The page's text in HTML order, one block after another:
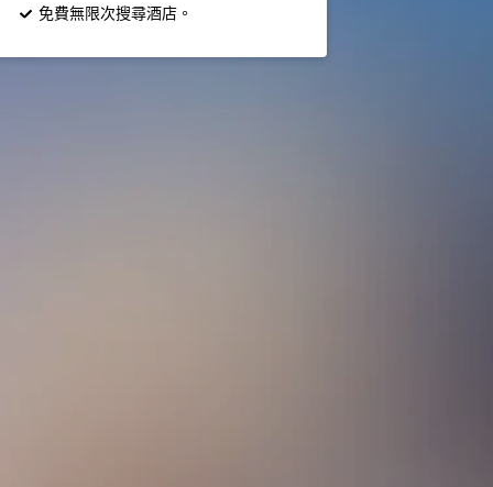
免費無限次搜尋酒店。